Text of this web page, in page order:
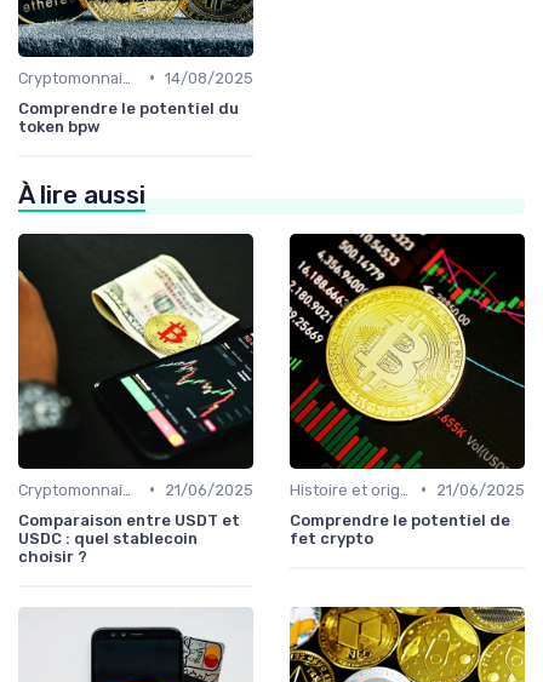
• 14/08/2025
Comprendre le potentiel du
token bpw
À lire aussi
•
21/06/2025
Comparaison entre USDT et
USDC : quel stablecoin
choisir ?
•
21/06/2025
Comprendre le potentiel de
fet crypto